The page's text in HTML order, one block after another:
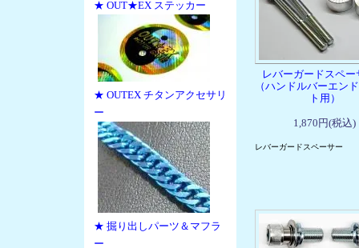
★ OUT★EX ステッカー
★ OUTEX チタンアクセサリ
ー
★ 掘り出しパーツ＆マフラ
ー
レバーガードスペ
（ハンドルバーエン
ト用）
1,870円(税込)
レバーガードスペーサー